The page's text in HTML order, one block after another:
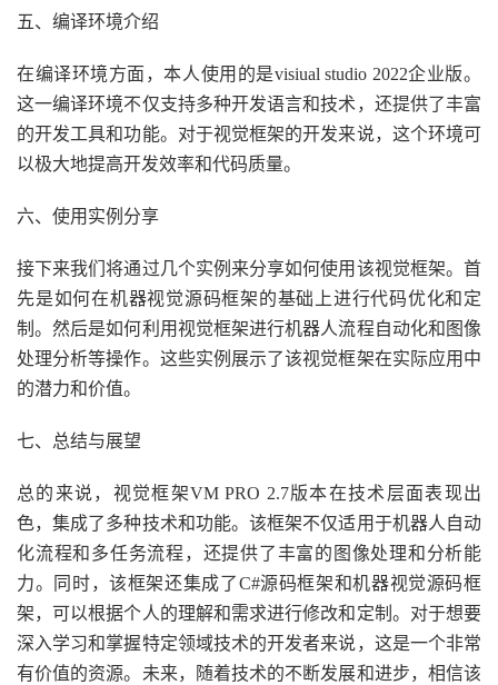
五、编译环境介绍
在编译环境方面，本人使用的是visiual studio 2022企业版。
这一编译环境不仅支持多种开发语言和技术，还提供了丰富
的开发工具和功能。对于视觉框架的开发来说，这个环境可
以极大地提高开发效率和代码质量。
六、使用实例分享
接下来我们将通过几个实例来分享如何使用该视觉框架。首
先是如何在机器视觉源码框架的基础上进行代码优化和定
制。然后是如何利用视觉框架进行机器人流程自动化和图像
处理分析等操作。这些实例展示了该视觉框架在实际应用中
的潜力和价值。
七、总结与展望
总的来说，视觉框架VM PRO 2.7版本在技术层面表现出
色，集成了多种技术和功能。该框架不仅适用于机器人自动
化流程和多任务流程，还提供了丰富的图像处理和分析能
力。同时，该框架还集成了C#源码框架和机器视觉源码框
架，可以根据个人的理解和需求进行修改和定制。对于想要
深入学习和掌握特定领域技术的开发者来说，这是一个非常
有价值的资源。未来，随着技术的不断发展和进步，相信该